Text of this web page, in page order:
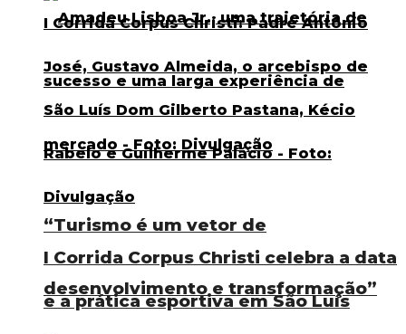
I Corrida Corpus Christi celebra a data
e a prática esportiva em São Luís
“Turismo é um vetor de
desenvolvimento e transformação”